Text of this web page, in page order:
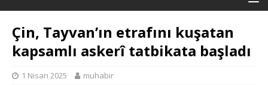
Çin, Tayvan’ın etrafını kuşatan
kapsamlı askerî tatbikata başladı
1 Nisan 2025 muhabir